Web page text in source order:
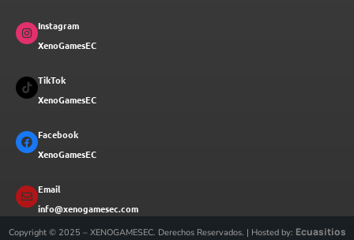
Instagram
XenoGamesEC
TikTok
XenoGamesEC
Facebook
XenoGamesEC
Email
info@xenogamesec.com
Copyright © 2025 – XENOGAMESEC. Derechos Reservados. | Hosted by: Ecuasitios